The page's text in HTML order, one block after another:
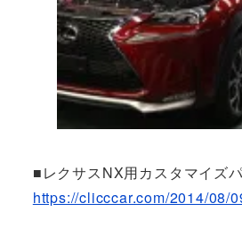
■レクサスNX用カスタマイズ
https://clicccar.com/2014/08/